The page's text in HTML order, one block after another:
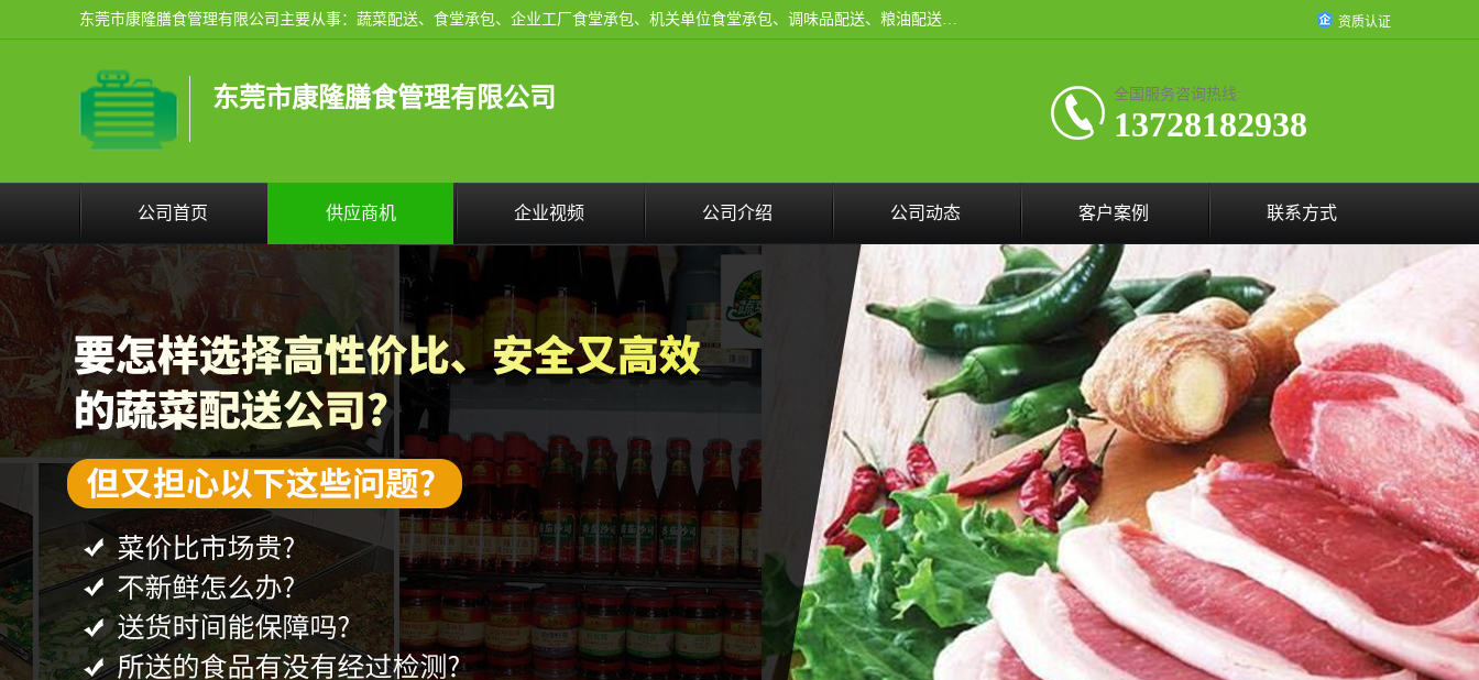
东莞市康隆膳食管理有限公司主要从事：蔬菜配送、食堂承包、企业工厂食堂承包、机关单位食堂承包、调味品配送、粮油配送、干货配送、副食配送、水果配送、海鲜配送等业务，东莞蔬菜配送电话，咨询在线客服。 资质认证
东莞市康隆膳食管理有限公司 全国服务咨询热线:
13728182938
公司首页 供应商机 企业视频 公司介绍 公司动态 客户案例 联系方式